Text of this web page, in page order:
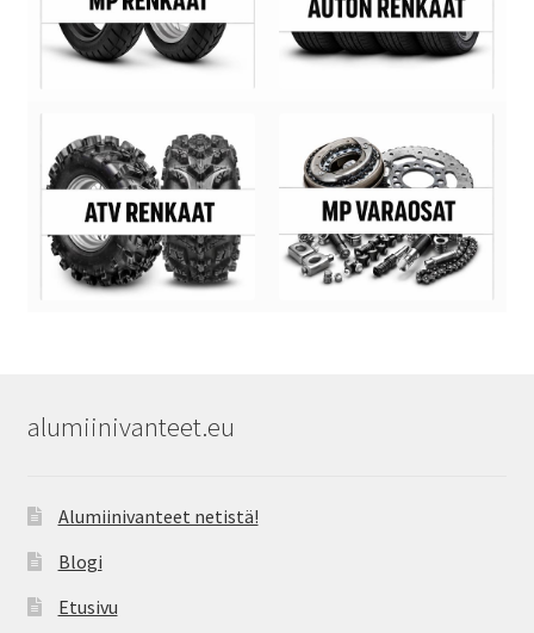
alumiinivanteet.eu
Alumiinivanteet netistä!
Blogi
Etusivu